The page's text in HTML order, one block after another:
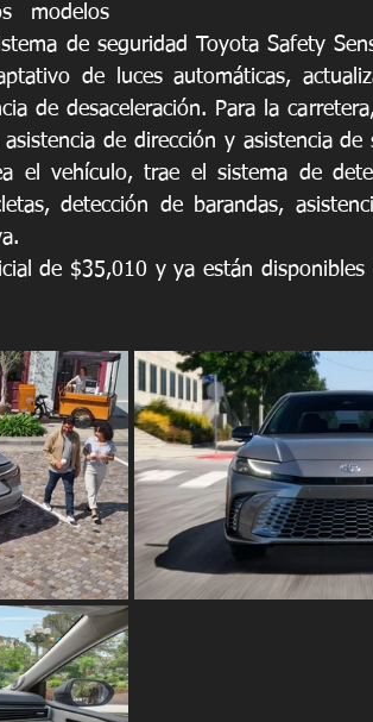
modelos
de seguridad Toyota Safety
de luces automáticas,
de desaceleración. Para la
de dirección y asistencia de
el vehículo, trae el sistema de
detección de barandas,
de $35,010 y ya están disponibles